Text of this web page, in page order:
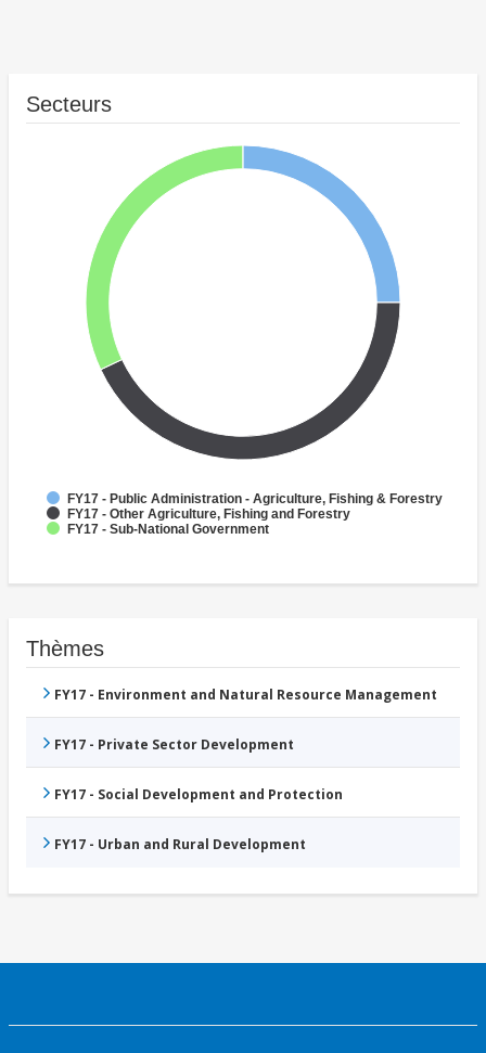
Secteurs
FY17 - Public Administration - Agriculture, Fishing & Forestry
FY17 - Other Agriculture, Fishing and Forestry
FY17 - Sub-National Government
Thèmes
FY17 - Environment and Natural Resource Management
FY17 - Private Sector Development
FY17 - Social Development and Protection
FY17 - Urban and Rural Development